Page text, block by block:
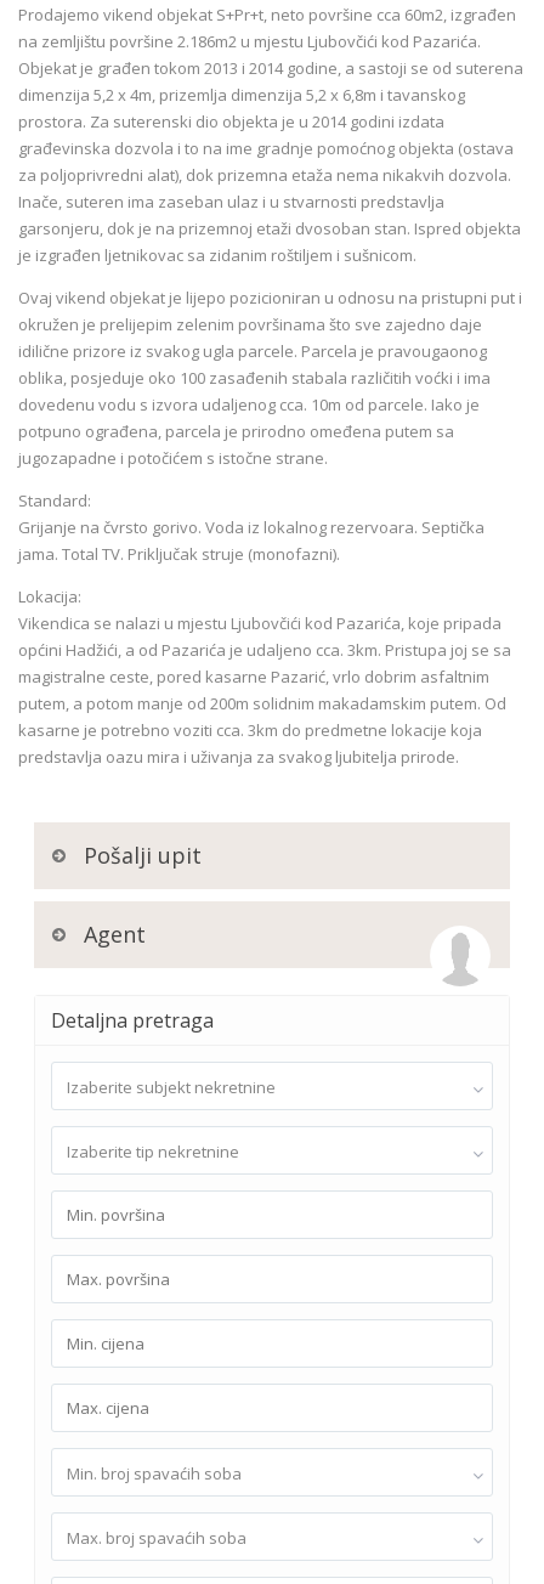
Prodajemo vikend objekat S+Pr+t, neto površine cca 60m2, izgrađen
na zemljištu površine 2.186m2 u mjestu Ljubovčići kod Pazarića.
Objekat je građen tokom 2013 i 2014 godine, a sastoji se od suterena
dimenzija 5,2 x 4m, prizemlja dimenzija 5,2 x 6,8m i tavanskog
prostora. Za suterenski dio objekta je u 2014 godini izdata
građevinska dozvola i to na ime gradnje pomoćnog objekta (ostava
za poljoprivredni alat), dok prizemna etaža nema nikakvih dozvola.
Inače, suteren ima zaseban ulaz i u stvarnosti predstavlja
garsonjeru, dok je na prizemnoj etaži dvosoban stan. Ispred objekta
je izgrađen ljetnikovac sa zidanim roštiljem i sušnicom.
Ovaj vikend objekat je lijepo pozicioniran u odnosu na pristupni put i
okružen je prelijepim zelenim površinama što sve zajedno daje
idilične prizore iz svakog ugla parcele. Parcela je pravougaonog
oblika, posjeduje oko 100 zasađenih stabala različitih voćki i ima
dovedenu vodu s izvora udaljenog cca. 10m od parcele. Iako je
potpuno ograđena, parcela je prirodno omeđena putem sa
jugozapadne i potočićem s istočne strane.
Standard:
Grijanje na čvrsto gorivo. Voda iz lokalnog rezervoara. Septička
jama. Total TV. Priključak struje (monofazni).
Lokacija:
Vikendica se nalazi u mjestu Ljubovčići kod Pazarića, koje pripada
općini Hadžići, a od Pazarića je udaljeno cca. 3km. Pristupa joj se sa
magistralne ceste, pored kasarne Pazarić, vrlo dobrim asfaltnim
putem, a potom manje od 200m solidnim makadamskim putem. Od
kasarne je potrebno voziti cca. 3km do predmetne lokacije koja
predstavlja oazu mira i uživanja za svakog ljubitelja prirode.
Agent
Pošalji upit
Detaljna pretraga
Izaberite subjekt nekretnine
Izaberite tip nekretnine
Min. broj spavaćih soba
Max. broj spavaćih soba